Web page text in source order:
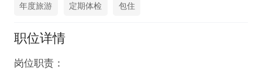
年度旅游 定期体检 包住
职位详情
岗位职责：